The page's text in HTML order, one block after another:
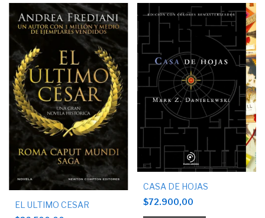
EL ULTIMO CESAR
CASA DE HOJAS
$72.900,00